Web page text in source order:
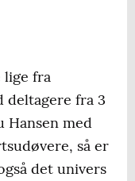
lige fra
deltagere fra 3
Hansen med
så er
det univers